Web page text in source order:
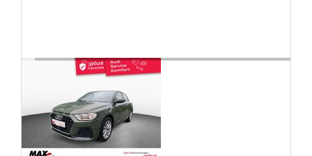
M.A.X. Sale
E-Mobilität
Service